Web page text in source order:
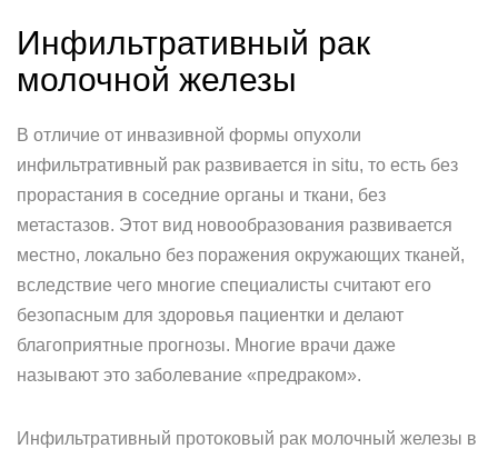
Инфильтративный рак
молочной железы
В отличие от инвазивной формы опухоли
инфильтративный рак развивается in situ, то есть без
прорастания в соседние органы и ткани, без
метастазов. Этот вид новообразования развивается
местно, локально без поражения окружающих тканей,
вследствие чего многие специалисты считают его
безопасным для здоровья пациентки и делают
благоприятные прогнозы. Многие врачи даже
называют это заболевание «предраком».
Инфильтративный протоковый рак молочный железы в